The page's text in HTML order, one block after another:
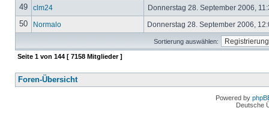
49 clm24 Donnerstag 28. September 2006,
50 Normalo Donnerstag 28. September 2006,
Sortierung auswählen:
Seite 1 von 144 [ 7158 Mitglieder ]
Foren-Übersicht
Powered by
Deutsche